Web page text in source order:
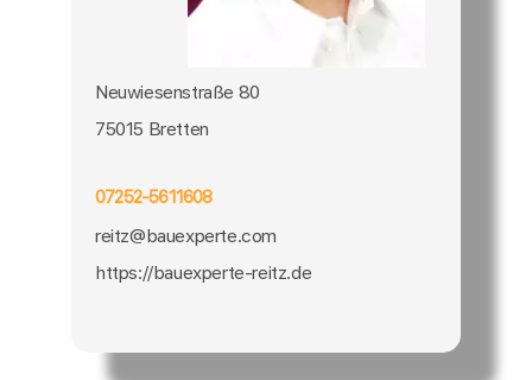
Neuwiesenstraße 80
75015 Bretten
07252-5611608
reitz@bauexperte.com
https://bauexperte-reitz.de